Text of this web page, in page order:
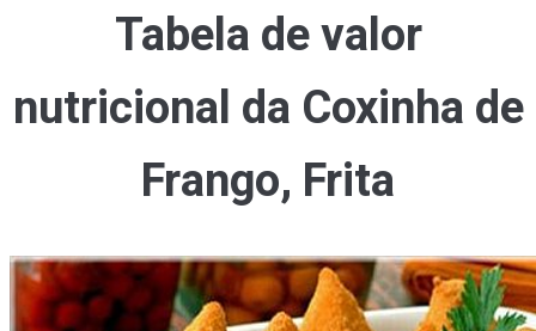
Tabela de valor
nutricional da Coxinha de
Frango, Frita